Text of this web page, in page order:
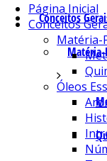
Conceitos
Página Inicial
Conceitos
Matéria-
Óleos